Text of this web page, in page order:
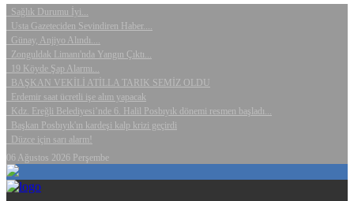
Sağlık Durumu İyi...
Usta Gazeteciden Sevindiren Haber....
Günay, Anjiyo Alındı....
Zonguldak Limanı'nda Yangın Çıktı...
19 Köyde Şap Alarmı...
BAŞKAN VEKİLİ ATİLLA TARIK SEMİZ OLDU
Erdemir saat ücretli işe alım yapacak
Kdz. Ereğli Belediyesi’nde 6. Halil Posbıyık dönemi resmen başladı...
Başkan Posbıyık'ın kardeşi kalp krizi geçirdi
Düzce için sarı alarm!
06 Ağustos 2026 Perşembe